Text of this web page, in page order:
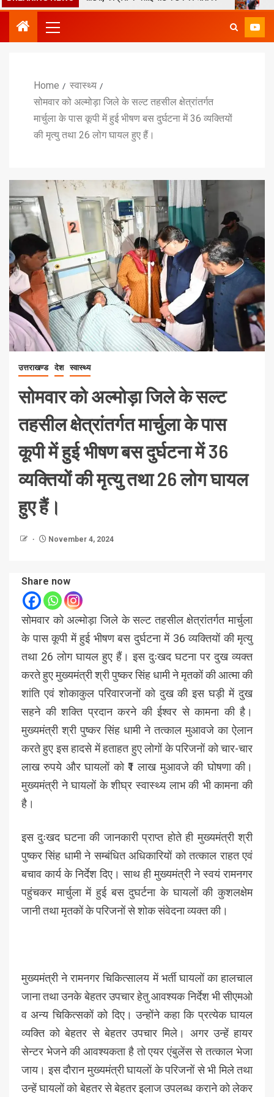
Home
स्वास्थ्य
सोमवार को अल्मोड़ा जिले के सल्ट तहसील क्षेत्रांतर्गत
मार्चुला के पास कूपी में हुई भीषण बस दुर्घटना में 36 व्यक्तियों
की मृत्यु तथा 26 लोग घायल हुए हैं।
उत्तराखण्ड देश स्वास्थ्य
सोमवार को अल्मोड़ा जिले के सल्ट
तहसील क्षेत्रांतर्गत मार्चुला के पास
कूपी में हुई भीषण बस दुर्घटना में 36
व्यक्तियों की मृत्यु तथा 26 लोग घायल
हुए हैं।
November 4, 2024
Share now
सोमवार को अल्मोड़ा जिले के सल्ट तहसील क्षेत्रांतर्गत मार्चुला
के पास कूपी में हुई भीषण बस दुर्घटना में 36 व्यक्तियों की मृत्यु
तथा 26 लोग घायल हुए हैं। इस दुःखद घटना पर दुख व्यक्त
करते हुए मुख्यमंत्री श्री पुष्कर सिंह धामी ने मृतकों की आत्मा की
शांति एवं शोकाकुल परिवारजनों को दुख की इस घड़ी में दुख
सहने की शक्ति प्रदान करने की ईश्वर से कामना की है।
मुख्यमंत्री श्री पुष्कर सिंह धामी ने तत्काल मुआवजे का ऐलान
करते हुए इस हादसे में हताहत हुए लोगों के परिजनों को चार-चार
लाख रुपये और घायलों को ₹1 लाख मुआवजे की घोषणा की।
मुख्यमंत्री ने घायलों के शीघ्र स्वास्थ्य लाभ की भी कामना की
है।
इस दुःखद घटना की जानकारी प्राप्त होते ही मुख्यमंत्री श्री
पुष्कर सिंह धामी ने सम्बंधित अधिकारियों को तत्काल राहत एवं
बचाव कार्य के निर्देश दिए। साथ ही मुख्यमंत्री ने स्वयं रामनगर
पहुंचकर मार्चुला में हुई बस दुघर्टना के घायलों की कुशलक्षेम
जानी तथा मृतकों के परिजनों से शोक संवेदना व्यक्त की।
मुख्यमंत्री ने रामनगर चिकित्सालय में भर्ती घायलों का हालचाल
जाना तथा उनके बेहतर उपचार हेतु आवश्यक निर्देश भी सीएमओ
व अन्य चिकित्सकों को दिए। उन्होंने कहा कि प्रत्येक घायल
व्यक्ति को बेहतर से बेहतर उपचार मिले। अगर उन्हें हायर
सेन्टर भेजने की आवश्यकता है तो एयर एंबुलेंस से तत्काल भेजा
जाय। इस दौरान मुख्यमंत्री घायलों के परिजनों से भी मिले तथा
उन्हें घायलों को बेहतर से बेहतर इलाज उपलब्ध कराने को लेकर